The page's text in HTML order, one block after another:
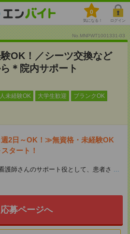
0
気になる！ ログイン
No.MNPWT1001331-03
OK！／シーツ交換など
＊院内サポート
未経験OK 大学生歓迎 ブランクOK
2日～OK！≫無資格・未経験OK
タート！
護師さんのサポート役として、患者さ ...
応募ページへ